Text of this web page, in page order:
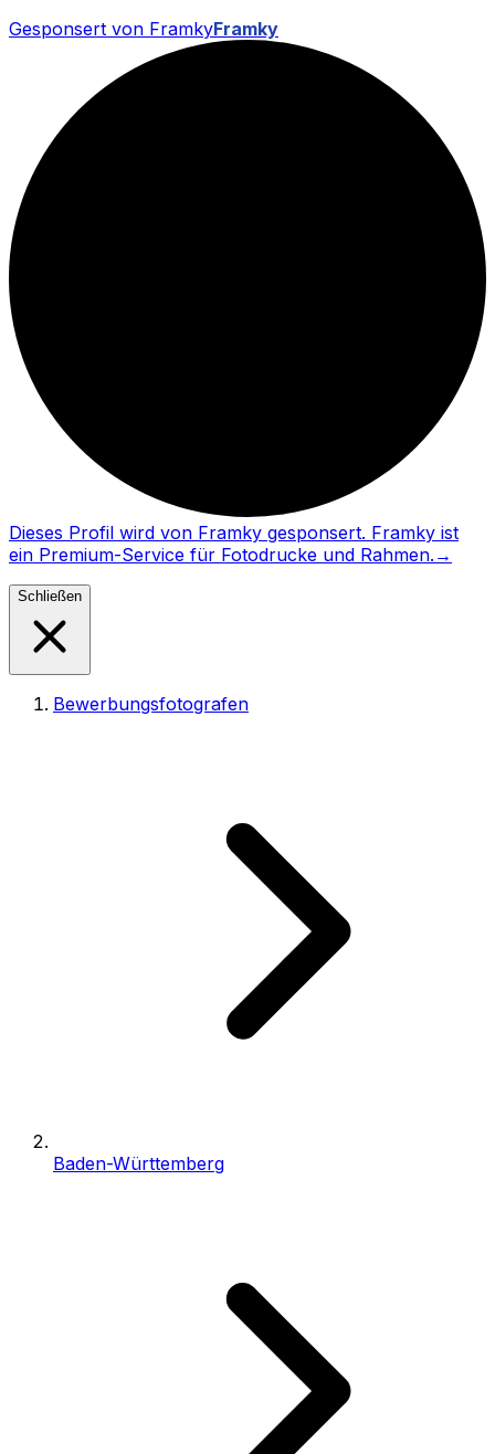
Gesponsert von FramkyFramky
Dieses Profil wird von Framky gesponsert. Framky ist
ein Premium-Service für Fotodrucke und Rahmen. →
Schließen
Bewerbungsfotografen
Baden-Württemberg